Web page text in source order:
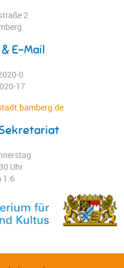
2
& E-Mail
0
17
Uhr
1.6